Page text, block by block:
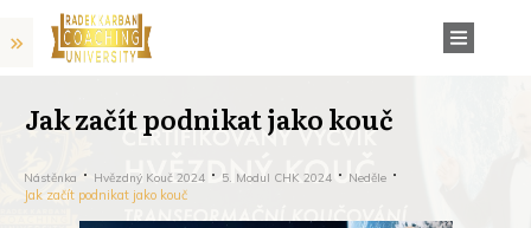
Jak začít podnikat jako kouč
Nástěnka Hvězdný Kouč 2024 5. Modul CHK 2024 Neděle
Jak začít podnikat jako kouč